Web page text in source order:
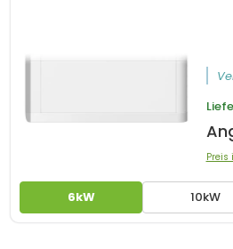
6kW 10kW
Preis